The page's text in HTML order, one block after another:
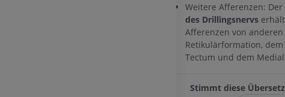
Weitere Afferenzen: Der
des Drillingsnervs
Afferenzen von
Retikulärformation,
Tectum und dem
Stimmt diese
CT